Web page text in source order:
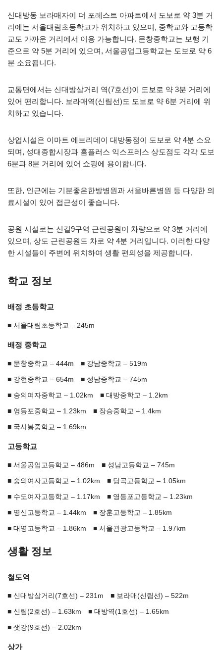
신대방동 보라매자이 더 포레스트 아파트에서 도보로 약 3분 거
리에는 서울대림초등학교가 위치하고 있으며, 중학교와 고등학
교도 가까운 거리에서 이용 가능합니다. 문창중학교는 보행 기
준으로 약 5분 거리에 있으며, 서울공업고등학교는 도보로 약 6
분 소요됩니다.
교통면에서는 신대방삼거리 역(7호선)이 도보로 약 3분 거리에
있어 편리합니다. 보라매역(신림선)도 도보로 약 6분 거리에 위
치하고 있습니다.
상업시설은 이마트 에브리데이 대방동점이 도보로 약 4분 소요
되며, 성대종합시장과 홈플러스 익스프레스 상도점도 각각 도보
6분과 8분 거리에 있어 쇼핑에 용이합니다.
또한, 인근에는 기분좋은한방병원과 서울바른병원 등 다양한 의
료시설이 있어 접근성이 좋습니다.
공원 시설로는 신길9구역 근린공원이 차량으로 약 3분 거리에
있으며, 상도 근린공원도 차로 약 4분 거리입니다. 이러한 다양
한 시설들이 주변에 위치하여 생활 편의성을 제공합니다.
학교 정보
배정 초등학교
서울대림초등학교 – 245m
배정 중학교
문창중학교 – 444m 강남중학교 – 519m
강현중학교 – 654m 성남중학교 – 745m
숭의여자중학교 – 1.02km 대방중학교 – 1.2km
영등포중학교 – 1.23km 장승중학교 – 1.4km
국사봉중학교 – 1.69km
고등학교
서울공업고등학교 – 486m 성남고등학교 – 745m
숭의여자고등학교 – 1.02km 당곡고등학교 – 1.05km
수도여자고등학교 – 1.17km 영등포고등학교 – 1.23km
영신고등학교 – 1.44km 장훈고등학교 – 1.85km
대영고등학교 – 1.86km 서울관광고등학교 – 1.97km
생활 정보
철도역
신대방삼거리(7호선) – 231m 보라매(신림선) – 522m
신림(2호선) – 1.63km 대방역(1호선) – 1.65km
샛강(9호선) – 2.02km
상가